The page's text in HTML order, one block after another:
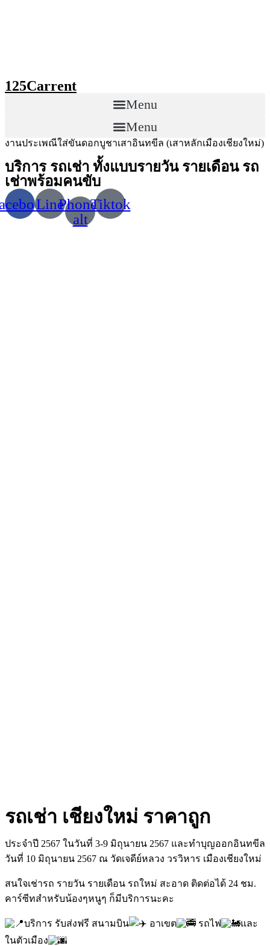
125Carrent
Menu
Menu
งานประเพณีใส่ขันดอกบูชาเสาอินทขีล (เสาหลักเมืองเชียงใหม่)
บริการ รถเช่า ทั้งแบบรายวัน รายเดือน รถ
เช่าพร้อมคนขับ
LinePhone-
alt
Tiktok
รถเช่า เชียงใหม่ ราคาถูก
ประจำปี 2567 ในวันที่ 3-9 มิถุนายน 2567 และทำบุญออกอินทขีล
วันที่ 10 มิถุนายน 2567 ณ วัดเจดีย์หลวง วรวิหาร เมืองเชียงใหม่
สนใจเช่ารถ รายวัน รายเดือน รถใหม่ สะอาด ติดต่อได้ 24 ชม.
คาร์ซีทสำหรับน้องๆหนูๆ ก็มีบริการนะคะ
บริการ รับส่งฟรี สนามบิน อาเขต รถไฟ
และ
ในตัวเมือง